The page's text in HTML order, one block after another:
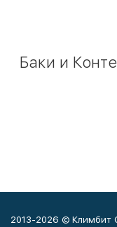
Баки и
2013-2026 © Климбит